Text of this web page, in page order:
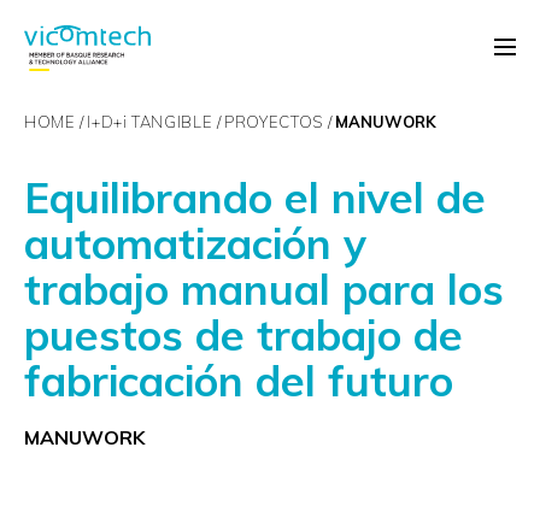
HOME I+D+i TANGIBLE PROYECTOS MANUWORK
Equilibrando el nivel de
automatización y
trabajo manual para los
puestos de trabajo de
fabricación del futuro
MANUWORK